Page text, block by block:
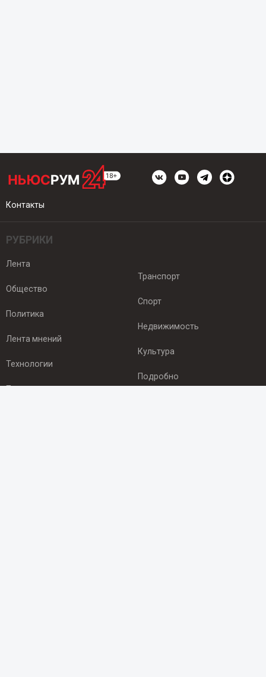
Контакты
РУБРИКИ
Лента
Общество
Политика
Лента мнений
Технологии
Происшествия
Транспорт
Спорт
Недвижимость
Культура
Подробно